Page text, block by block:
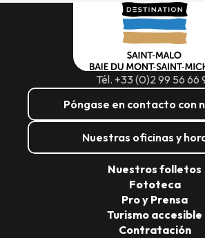
Tél. +33 (0)2 99 56 66
Póngase en contacto con
Nuestras oficinas y
Nuestros folletos
Fototeca
Pro y Prensa
Turismo accesible
Contratación